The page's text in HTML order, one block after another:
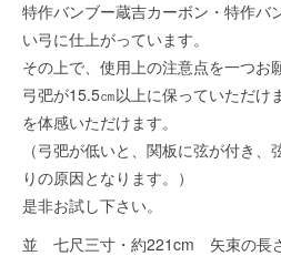
特作バンブー蔵吉カーボン・特作バ
い弓に仕上がっています。
その上で、使用上の注意点を一つお
弓弝が15.5㎝以上に保っていただけ
を体感いただけます。
（弓弝が低いと、関板に弦が付き
りの原因となります。）
是非お試し下さい。
並 七尺三寸・約221cm 矢束の長